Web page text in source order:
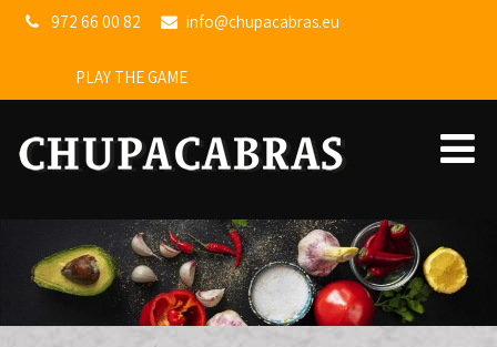
972 66 00 82 info@chupacabras.eu
PLAY THE GAME